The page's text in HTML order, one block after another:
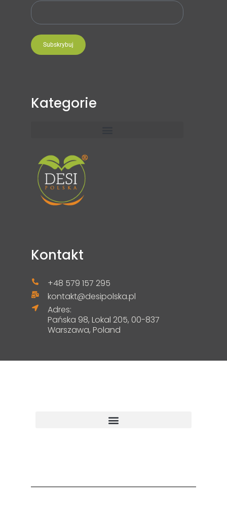
Subskrybuj
Kategorie
Kontakt
+48 579 157 295
kontakt@desipolska.pl
Adres:
Pańska 98, Lokal 205, 00-837
Warszawa, Poland